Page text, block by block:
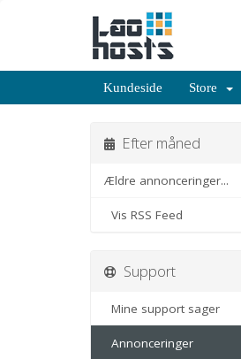
Kundeside Store
Efter måned
Ældre annonceringer...
Vis RSS Feed
Support
Mine support sager
Annonceringer